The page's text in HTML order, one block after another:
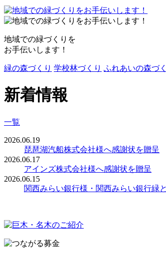
地域での緑づくりを
お手伝いします！
緑の森づくり 学校林づくり ふれあいの森づ
新着情報
一覧
2026.06.19
琵琶湖汽船株式会社様へ感謝状を贈呈
2026.06.17
アインズ株式会社様へ感謝状を贈呈
2026.06.15
関西みらい銀行様・関西みらい銀行緑